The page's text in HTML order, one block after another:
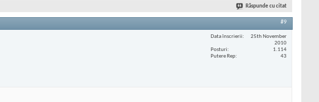
Răspunde cu citat
#9
Data înscrierii
25th November
2010
Posturi
1.114
Putere Rep
43